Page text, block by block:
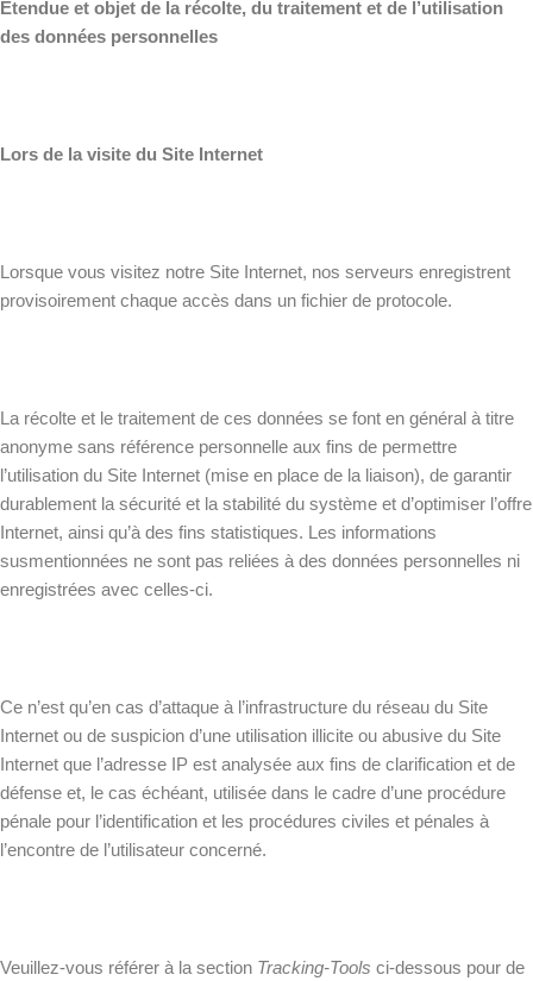
Étendue et objet de la récolte, du traitement et de l’utilisation
des données personnelles
Lors de la visite du Site Internet
Lorsque vous visitez notre Site Internet, nos serveurs enregistrent
provisoirement chaque accès dans un fichier de protocole.
La récolte et le traitement de ces données se font en général à titre
anonyme sans référence personnelle aux fins de permettre
l’utilisation du Site Internet (mise en place de la liaison), de garantir
durablement la sécurité et la stabilité du système et d’optimiser l’offre
Internet, ainsi qu’à des fins statistiques. Les informations
susmentionnées ne sont pas reliées à des données personnelles ni
enregistrées avec celles-ci.
Ce n’est qu’en cas d’attaque à l’infrastructure du réseau du Site
Internet ou de suspicion d’une utilisation illicite ou abusive du Site
Internet que l’adresse IP est analysée aux fins de clarification et de
défense et, le cas échéant, utilisée dans le cadre d’une procédure
pénale pour l’identification et les procédures civiles et pénales à
l’encontre de l’utilisateur concerné.
Veuillez-vous référer à la section Tracking-Tools ci-dessous pour de